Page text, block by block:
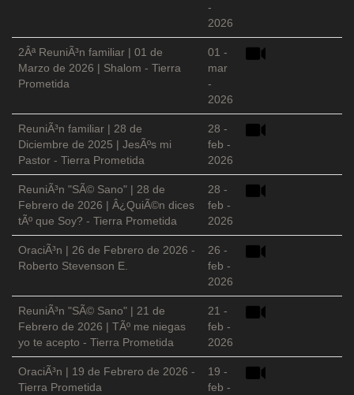
-
2026
2Âª ReuniÃ³n familiar | 01 de
Marzo de 2026 | Shalom - Tierra
Prometida
01 -
mar
-
2026
ReuniÃ³n familiar | 28 de
Diciembre de 2025 | JesÃºs mi
Pastor - Tierra Prometida
28 -
feb -
2026
ReuniÃ³n "SÃ© Sano" | 28 de
Febrero de 2026 | Â¿QuiÃ©n dices
tÃº que Soy? - Tierra Prometida
28 -
feb -
2026
OraciÃ³n | 26 de Febrero de 2026 -
Roberto Stevenson E.
26 -
feb -
2026
ReuniÃ³n "SÃ© Sano" | 21 de
Febrero de 2026 | TÃº me niegas
yo te acepto - Tierra Prometida
21 -
feb -
2026
OraciÃ³n | 19 de Febrero de 2026 -
Tierra Prometida
19 -
feb -